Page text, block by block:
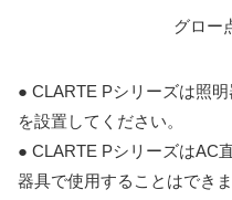
グロー
● CLARTE Pシリーズは照
を設置してください。
● CLARTE PシリーズはAC
器具で使用することはできま